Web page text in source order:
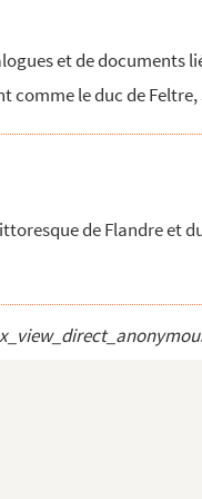
et de documents
comme le duc de
de Flandre et